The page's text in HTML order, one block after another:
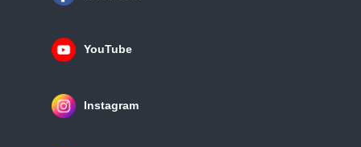
YouTube
Instagram